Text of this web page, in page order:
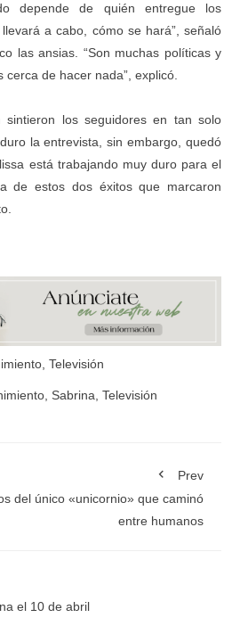
depende de quién entregue los
a cabo, cómo se hará”, señaló
las ansias. “Son muchas políticas y
cerca de hacer nada”, explicó.
sintieron los seguidores en tan solo
la entrevista, sin embargo, quedó
está trabajando muy duro para el
de estos dos éxitos que marcaron
Televisión
Sabrina Televisión
Prev
del único «unicornio» que caminó
entre humanos
el 10 de abril